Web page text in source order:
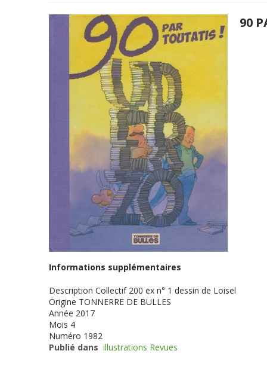
90
Informations supplémentaires
Description Collectif 200 ex n° 1 dessin de Loisel
Origine TONNERRE DE BULLES
Année 2017
Mois 4
Numéro 1982
Publié dans illustrations Revues